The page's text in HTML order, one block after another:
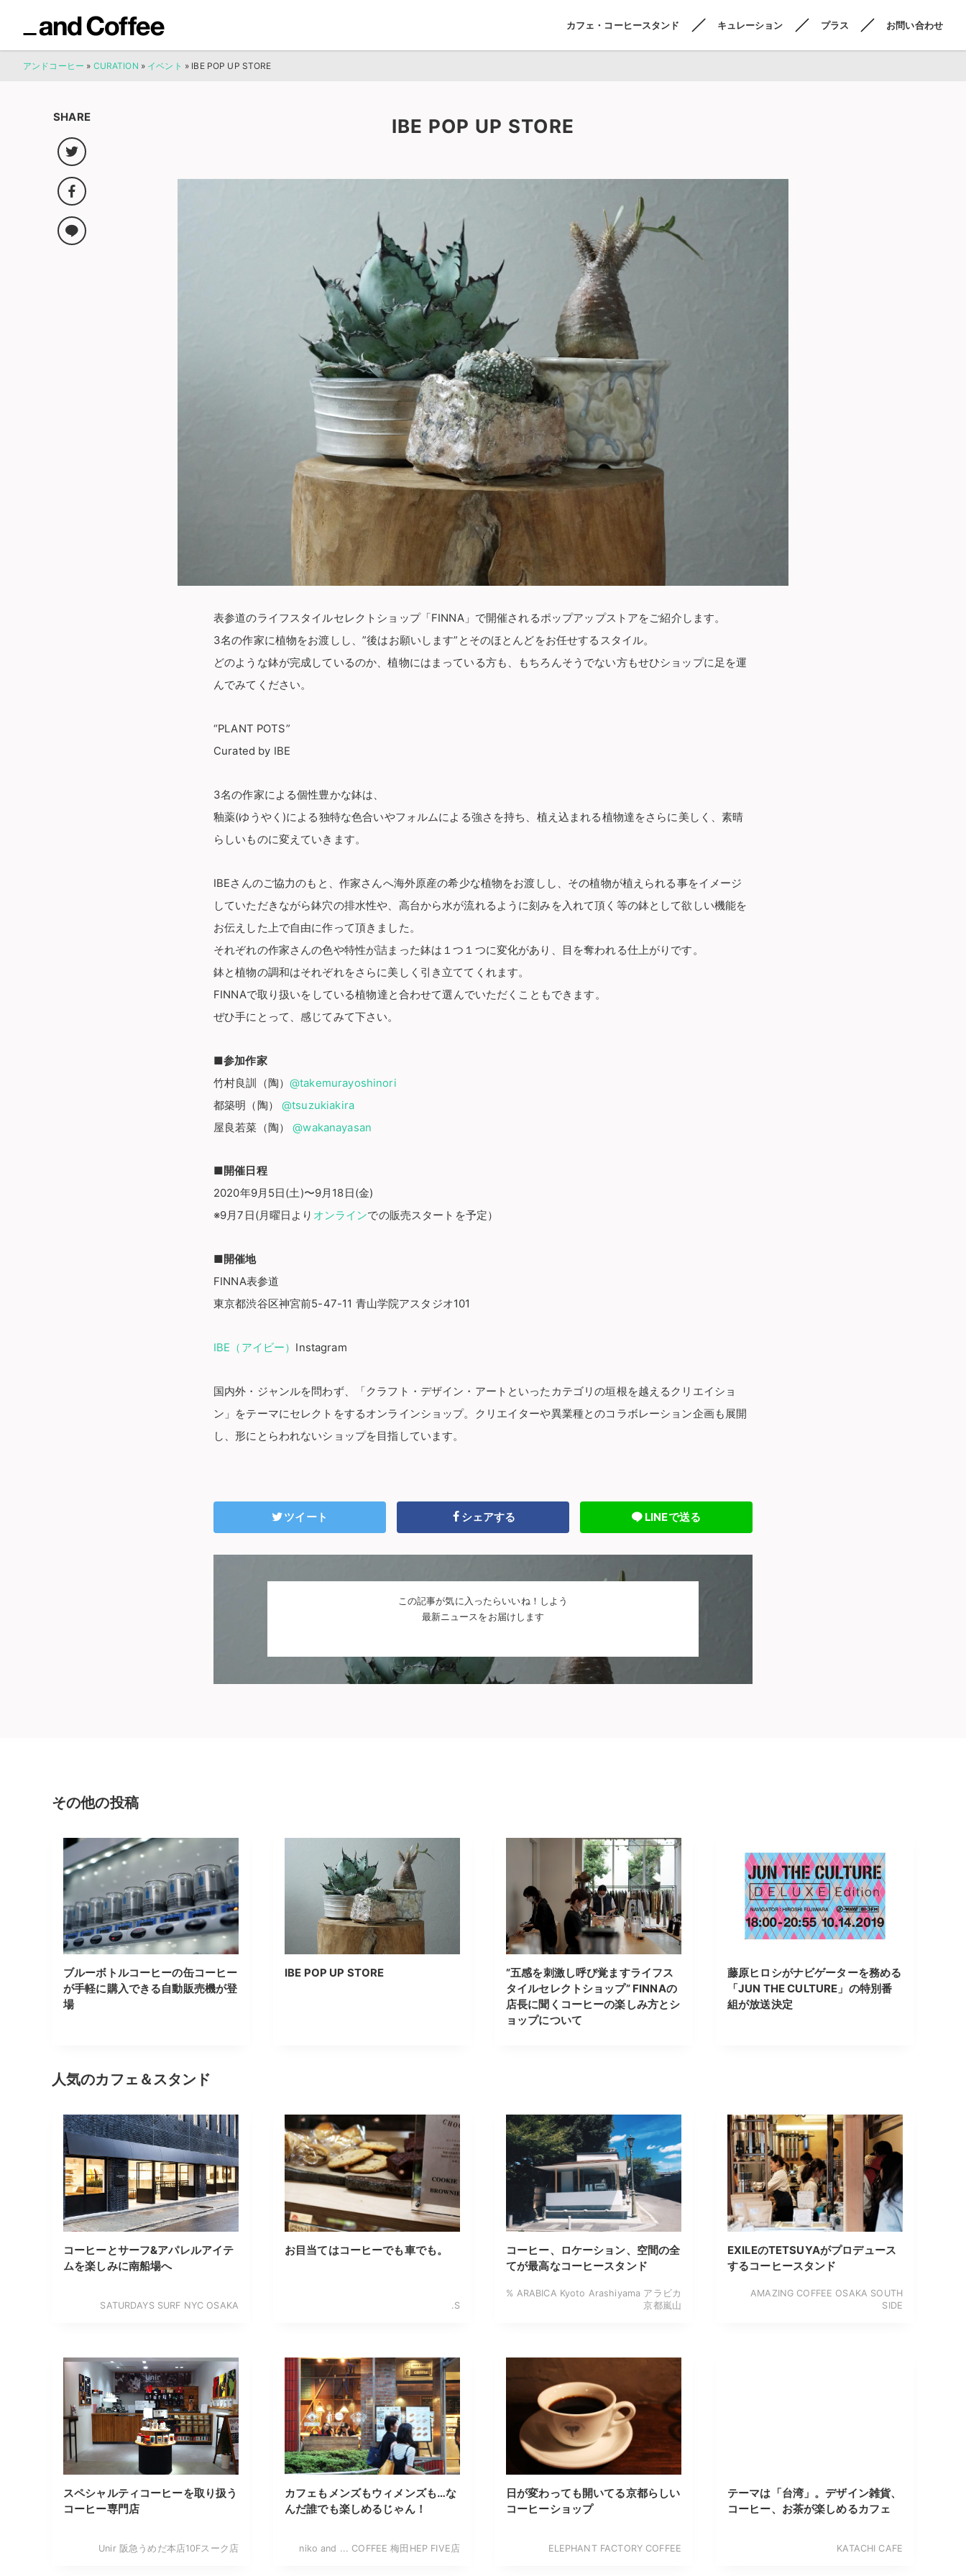
カフェ・コーヒースタンド キュレーション プラス お問い合わせ
アンドコーヒー » CURATION » イベント » IBE POP UP STORE
IBE POP UP STORE
SHARE
表参道のライフスタイルセレクトショップ「FINNA」で開催されるポップアップストアをご紹介します。
3名の作家に植物をお渡しし、”後はお願いします”とそのほとんどをお任せするスタイル。
どのような鉢が完成しているのか、植物にはまっている方も、もちろんそうでない方もせひショップに足を運
んでみてください。
“PLANT POTS”
Curated by IBE
3名の作家による個性豊かな鉢は、
釉薬(ゆうやく)による独特な色合いやフォルムによる強さを持ち、植え込まれる植物達をさらに美しく、素晴
らしいものに変えていきます。
IBEさんのご協力のもと、作家さんへ海外原産の希少な植物をお渡しし、その植物が植えられる事をイメージ
していただきながら鉢穴の排水性や、高台から水が流れるように刻みを入れて頂く等の鉢として欲しい機能を
お伝えした上で自由に作って頂きました。
それぞれの作家さんの色や特性が詰まった鉢は１つ１つに変化があり、目を奪われる仕上がりです。
鉢と植物の調和はそれぞれをさらに美しく引き立ててくれます。
FINNAで取り扱いをしている植物達と合わせて選んでいただくこともできます。
ぜひ手にとって、感じてみて下さい。
■参加作家
竹村良訓（陶）@takemurayoshinori
都築明（陶）@tsuzukiakira
屋良若菜（陶）@wakanayasan
■開催日程
2020年9月5日(土)〜9月18日(金)
※9月7日(月曜日より オンラインでの販売スタートを予定）
■開催地
FINNA表参道
東京都渋谷区神宮前5-47-11 青山学院アスタジオ101
IBE（アイビー） Instagram
国内外・ジャンルを問わず、「クラフト・デザイン・アートといったカテゴリの垣根を越えるクリエイショ
ン」をテーマにセレクトをするオンラインショップ。クリエイターや異業種とのコラボレーション企画も展開
し、形にとらわれないショップを目指しています。
ツイート シェアする LINEで送る
この記事が気に入ったらいいね！しよう
最新ニュースをお届けします
その他の投稿
ブルーボトルコーヒーの缶コーヒー
が手軽に購入できる自動販売機が登
場
IBE POP UP STORE
”五感を刺激し呼び覚ますライフス
タイルセレクトショップ” FINNAの
店長に聞くコーヒーの楽しみ方とシ
ョップについて
藤原ヒロシがナビゲーターを務める
「JUN THE CULTURE」の特別番
組が放送決定
人気のカフェ＆スタンド
コーヒーとサーフ&アパレルアイテ
ムを楽しみに南船場へ
SATURDAYS SURF NYC OSAKA
お目当てはコーヒーでも車でも。
.S
コーヒー、ロケーション、空間の全
てが最高なコーヒースタンド
% ARABICA Kyoto Arashiyama アラビカ
京都嵐山
EXILEのTETSUYAがプロデュース
するコーヒースタンド
AMAZING COFFEE OSAKA SOUTH
SIDE
スペシャルティコーヒーを取り扱う
コーヒー専門店
Unir 阪急うめだ本店10Fスーク店
カフェもメンズもウィメンズも…な
んだ誰でも楽しめるじゃん！
niko and ... COFFEE 梅田HEP FIVE店
日が変わっても開いてる京都らしい
コーヒーショップ
ELEPHANT FACTORY COFFEE
テーマは「台湾」。デザイン雑貨、
コーヒー、お茶が楽しめるカフェ
KATACHI CAFE